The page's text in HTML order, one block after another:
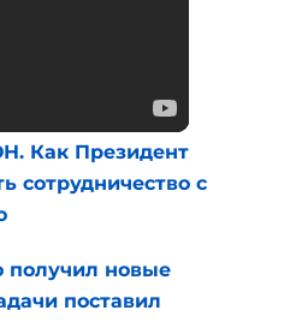
Как Президент
сотрудничество с
новые
поставил